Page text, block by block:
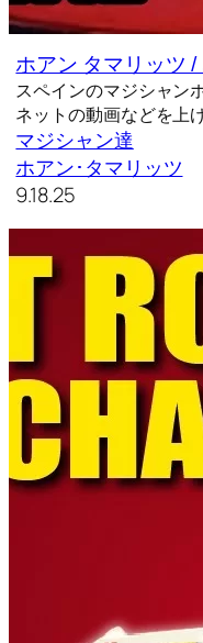
ホアン タマリッツ
スペインのマジシャン
ネットの動画などを上
マジシャン達
ホアン･タマリッツ
9.18.25